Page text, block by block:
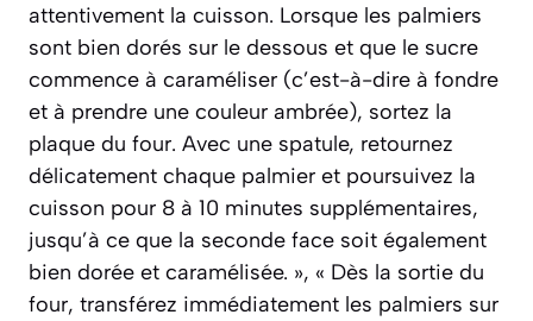
attentivement la cuisson. Lorsque les palmiers
sont bien dorés sur le dessous et que le sucre
commence à caraméliser (c’est-à-dire à fondre
et à prendre une couleur ambrée), sortez la
plaque du four. Avec une spatule, retournez
délicatement chaque palmier et poursuivez la
cuisson pour 8 à 10 minutes supplémentaires,
jusqu’à ce que la seconde face soit également
bien dorée et caramélisée. », « Dès la sortie du
four, transférez immédiatement les palmiers sur